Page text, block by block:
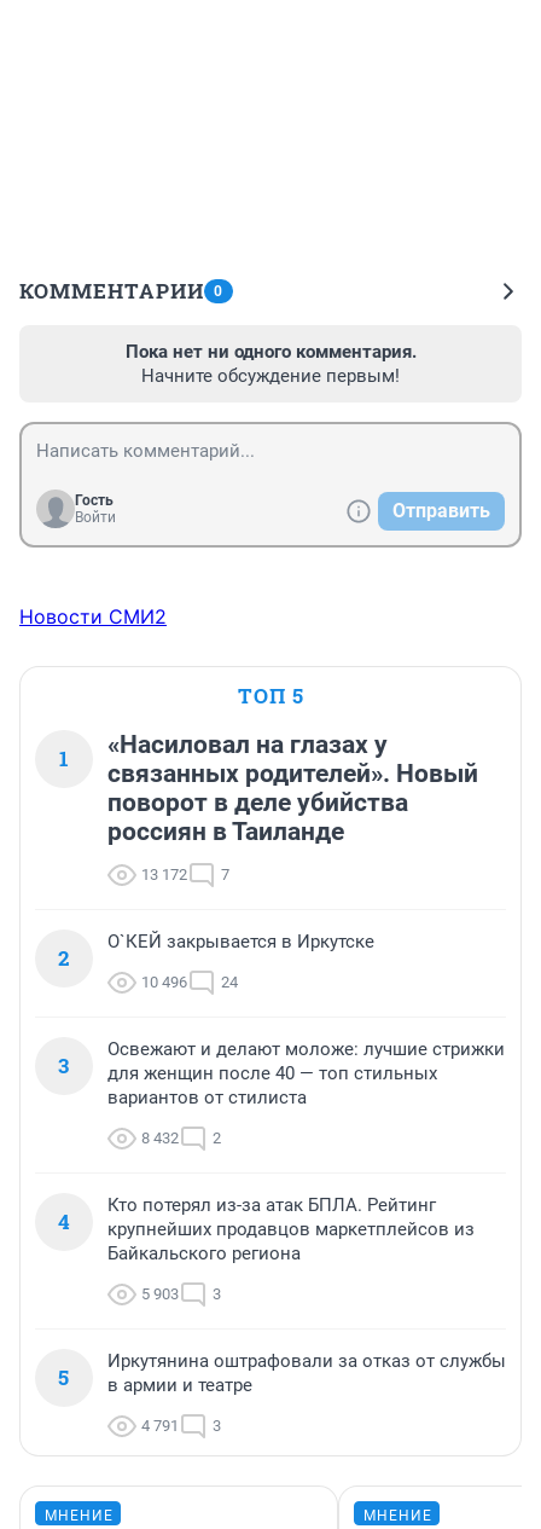
КОММЕНТАРИИ 0
Пока нет ни одного комментария.
Начните обсуждение первым!
Гость
Войти
Отправить
Новости СМИ2
ТОП 5
1
«Насиловал на глазах у
связанных родителей». Новый
поворот в деле убийства
россиян в Таиланде
13 172 7
2
О`КЕЙ закрывается в Иркутске
10 496 24
3
Освежают и делают моложе: лучшие стрижки
для женщин после 40 — топ стильных
вариантов от стилиста
8 432 2
4
Кто потерял из-за атак БПЛА. Рейтинг
крупнейших продавцов маркетплейсов из
Байкальского региона
5 903 3
5
Иркутянина оштрафовали за отказ от службы
в армии и театре
4 791 3
МНЕНИЕ МНЕНИЕ